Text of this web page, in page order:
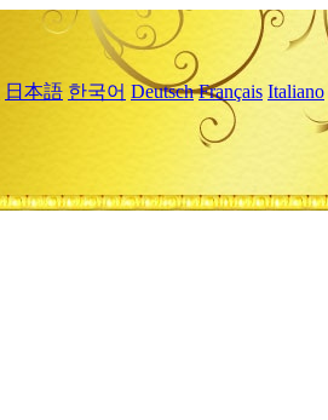
日本語 한국어 Deutsch Français Italiano